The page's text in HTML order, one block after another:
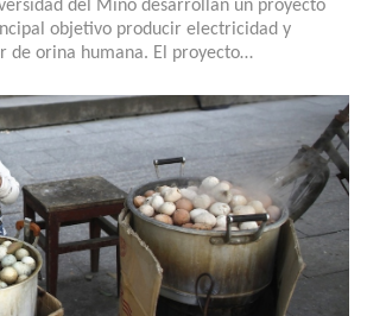
del Miño desarrollan un proyecto
objetivo producir electricidad y
de orina humana. El proyecto…